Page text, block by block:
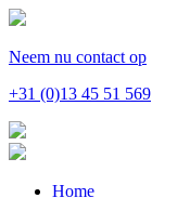
Neem nu contact op
+31 (0)13 45 51 569
Home